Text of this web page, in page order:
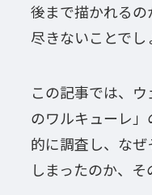
後まで描かれる
尽きないことでし
この記事では、
のワルキューレ
的に調査し、な
しまったのか、そ